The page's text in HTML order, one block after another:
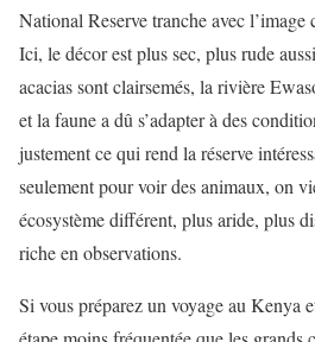
National Reserve tranche avec
Ici, le décor est plus sec, plus rude
acacias sont clairsemés, la rivière
et la faune a dû s’adapter à des
justement ce qui rend la réserve
seulement pour voir des animaux, on
écosystème différent, plus aride, plus
riche en observations.
Si vous préparez un voyage au Kenya